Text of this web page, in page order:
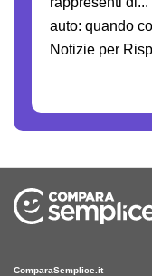
auto: quando
Notizie per
ComparaSemplice.it